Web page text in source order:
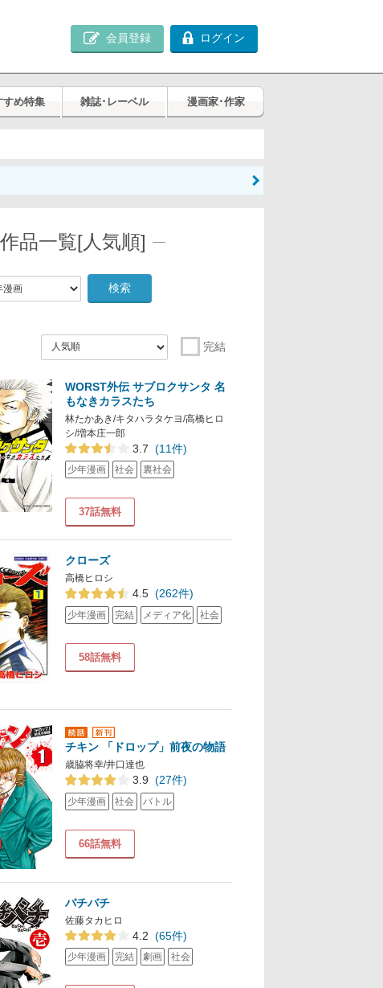
会員登録 ログイン
すめ特集 雑誌･レーベル 漫画家･作家
品一覧[人気順]
検索
完結
WORST外伝 サブロクサンタ 名
もなきカラスたち
林たかあき/キタハラタケヨ/高橋ヒロ
シ/増本庄一郎
3.7 (11件)
少年漫画 社会 裏社会
37話無料
クローズ
高橋ヒロシ
4.5 (262件)
少年漫画 完結 メディア化 社会
58話無料
チキン 「ドロップ」前夜の物語
歳脇将幸/井口達也
3.9 (27件)
少年漫画 社会 バトル
66話無料
バチバチ
佐藤タカヒロ
4.2 (65件)
少年漫画 完結 劇画 社会